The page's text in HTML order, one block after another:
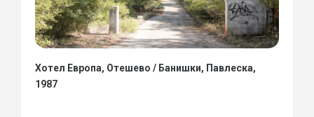
Хотел Европа, Отешево / Банишки, Павлеска,
1987